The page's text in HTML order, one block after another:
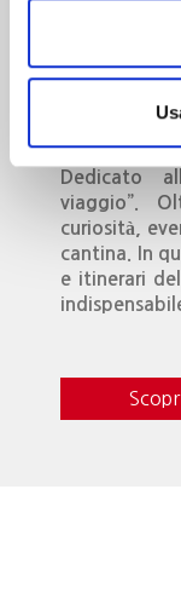
Milano 3
Dedicato
viaggio”.
curiosità,
cantina. In
e itinerari